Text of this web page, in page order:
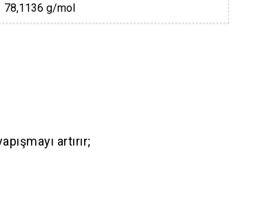
78,1136 g/mol
artırır;